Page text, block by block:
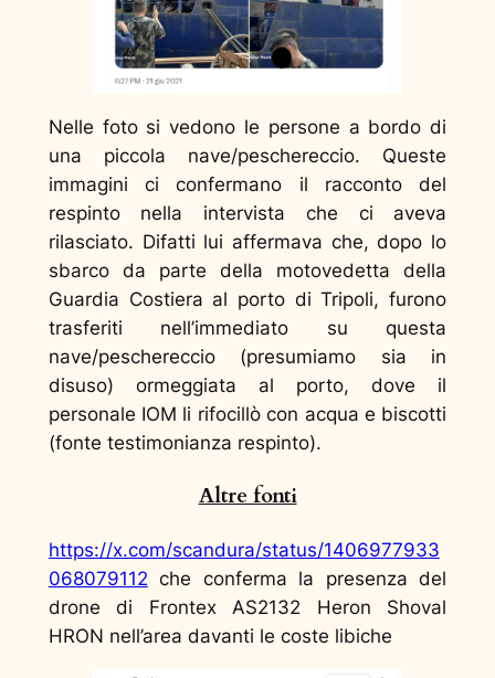
Nelle foto si vedono le persone a bordo di
una piccola nave/peschereccio. Queste
immagini ci confermano il racconto del
respinto nella intervista che ci aveva
rilasciato. Difatti lui affermava che, dopo lo
sbarco da parte della motovedetta della
Guardia Costiera al porto di Tripoli, furono
trasferiti nell’immediato su questa
nave/peschereccio (presumiamo sia in
disuso) ormeggiata al porto, dove il
personale IOM li rifocillò con acqua e biscotti
(fonte testimonianza respinto).
Altre fonti
https://x.com/scandura/status/1406977933
068079112 che conferma la presenza del
drone di Frontex AS2132 Heron Shoval
HRON nell’area davanti le coste libiche